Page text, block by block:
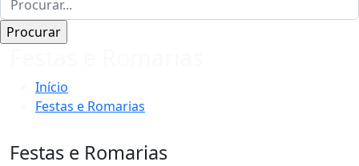
Início
Festas e Romarias
Festas e Romarias